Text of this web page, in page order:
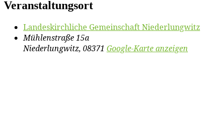
Veranstaltungsort
Lan­des­kirch­li­che Ge­mein­schaft Niederlungwitz
Mühlenstraße 15a
Niederlungwitz, 08371 Google-Karte anzeigen